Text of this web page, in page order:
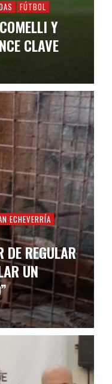
FÚTBOL
Y
CLAVE
ECHEVERRÍA
REGULAR
UN